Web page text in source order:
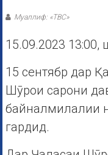
Муаллиф: «ТВС»
15.09.2023 13:00,
15 сентябр дар
Шӯрои сарони
байналмилалии
гардид.